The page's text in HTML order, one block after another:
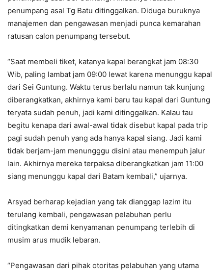
penumpang asal Tg Batu ditinggalkan. Diduga buruknya
manajemen dan pengawasan menjadi punca kemarahan
ratusan calon penumpang tersebut.
“Saat membeli tiket, katanya kapal berangkat jam 08:30
Wib, paling lambat jam 09:00 lewat karena menunggu kapal
dari Sei Guntung. Waktu terus berlalu namun tak kunjung
diberangkatkan, akhirnya kami baru tau kapal dari Guntung
teryata sudah penuh, jadi kami ditinggalkan. Kalau tau
begitu kenapa dari awal-awal tidak disebut kapal pada trip
pagi sudah penuh yang ada hanya kapal siang. Jadi kami
tidak berjam-jam menungggu disini atau menempuh jalur
lain. Akhirnya mereka terpaksa diberangkatkan jam 11:00
siang menunggu kapal dari Batam kembali,” ujarnya.
Arsyad berharap kejadian yang tak dianggap lazim itu
terulang kembali, pengawasan pelabuhan perlu
ditingkatkan demi kenyamanan penumpang terlebih di
musim arus mudik lebaran.
“Pengawasan dari pihak otoritas pelabuhan yang utama